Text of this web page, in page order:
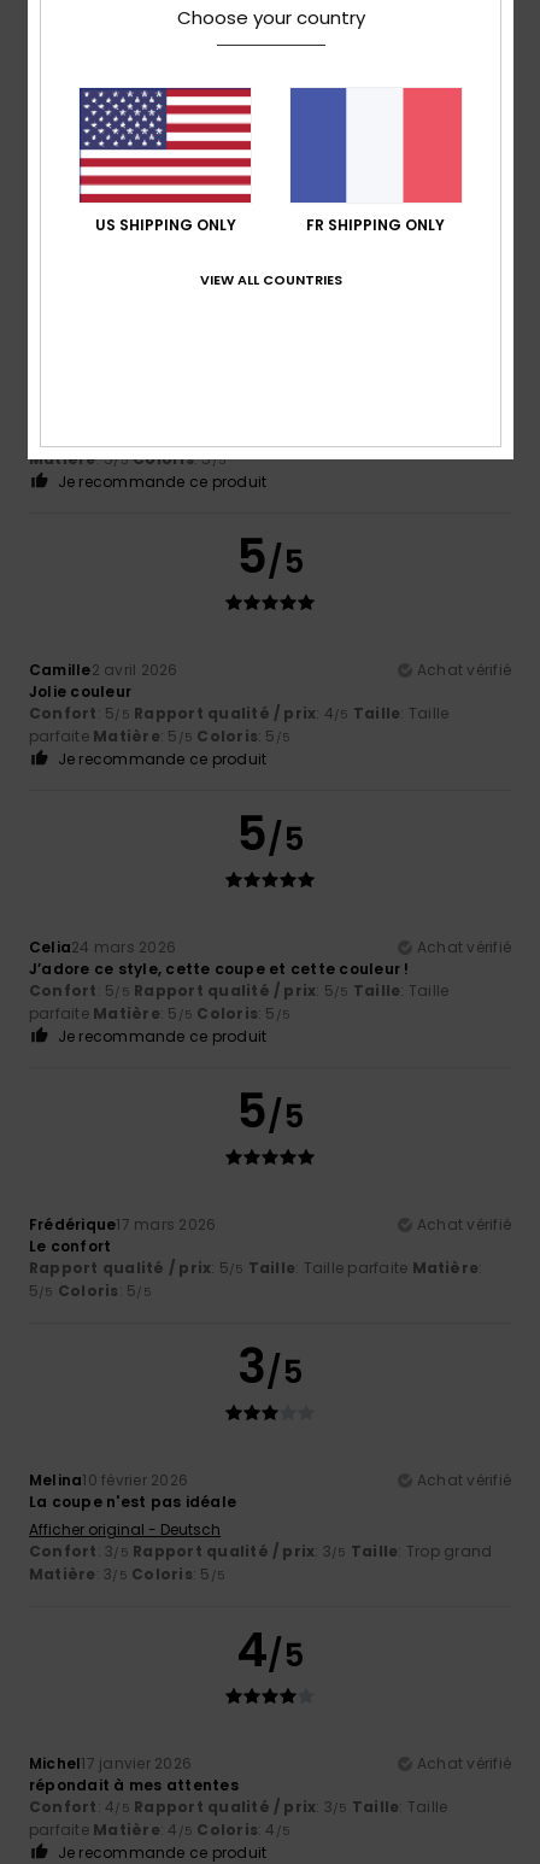
8 avril 2026
Très jolie er bon qualité
Confort: 5/5 Rapport qualité / prix
parfaiteMatière: 5/5 Coloris
Je recommande ce produit
5/5
Matière: 5/5 Coloris: 5/5
Je recommande ce produit
5/5
Camille2 avril 2026
Achat vérifié
Jolie couleur
Confort: 5/5 Rapport qualité / prix: 4/5 Taille: Taille
parfaite Matière: 5 /5 Coloris: 5 /5
Je recommande ce produit
5/5
Celia24 mars 2026
Achat vérifié
J’adore ce style, cette coupe et cette couleur !
Confort: 5/5 Rapport qualité / prix: 5/5 Taille: Taille
parfaite Matière: 5 /5 Coloris: 5 /5
Je recommande ce produit
5/5
Frédérique17 mars 2026
Achat vérifié
Le confort
Rapport qualité / prix: 5/5 Taille: Taille parfaite Matière:
5/5 Coloris: 5/5
3/5
Melina10 février 2026
Achat vérifié
La coupe n'est pas idéale
Afficher original - Deutsch
Confort: 3/5 Rapport qualité / prix: 3/5 Taille: Trop grand
Matière: 3/5 Coloris: 5 /5
4/5
Michel17 janvier 2026
Achat vérifié
répondait à mes attentes
Confort: 4/5 Rapport qualité / prix: 3/5 Taille: Taille
parfaite Matière: 4 /5 Coloris: 4 /5
Je recommande ce produit
Choose your country
US SHIPPING ONLY FR SHIPPING ONLY
VIEW ALL COUNTRIES